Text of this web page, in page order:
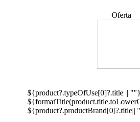
Oferta
${product?.typeOfUse[0]?.title || ""}
${product?.productBrand[0]?.title||